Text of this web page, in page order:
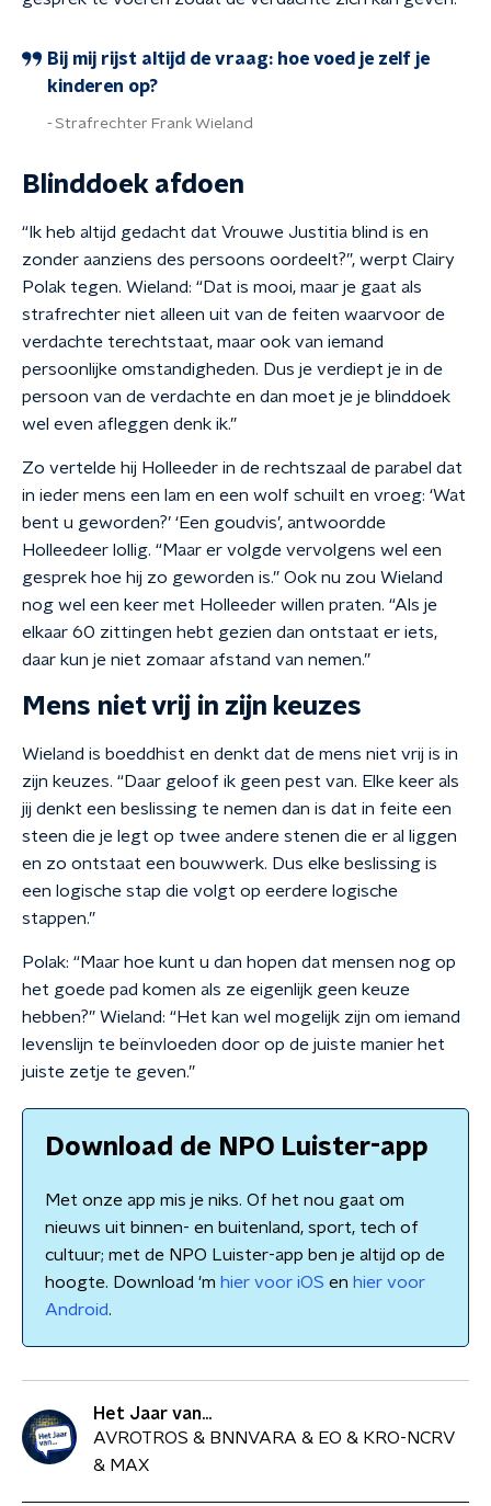
Bij mij rijst altijd de vraag: hoe voed je zelf je
kinderen op?
Strafrechter Frank Wieland
Blinddoek afdoen
“Ik heb altijd gedacht dat Vrouwe Justitia blind is en
zonder aanziens des persoons oordeelt?”, werpt Clairy
Polak tegen. Wieland: “Dat is mooi, maar je gaat als
strafrechter niet alleen uit van de feiten waarvoor de
verdachte terechtstaat, maar ook van iemand
persoonlijke omstandigheden. Dus je verdiept je in de
persoon van de verdachte en dan moet je je blinddoek
wel even afleggen denk ik.”
Zo vertelde hij Holleeder in de rechtszaal de parabel dat
in ieder mens een lam en een wolf schuilt en vroeg: ‘Wat
bent u geworden?’ ‘Een goudvis’, antwoordde
Holleedeer lollig. “Maar er volgde vervolgens wel een
gesprek hoe hij zo geworden is.” Ook nu zou Wieland
nog wel een keer met Holleeder willen praten. “Als je
elkaar 60 zittingen hebt gezien dan ontstaat er iets,
daar kun je niet zomaar afstand van nemen.”
Mens niet vrij in zijn keuzes
Wieland is boeddhist en denkt dat de mens niet vrij is in
zijn keuzes. “Daar geloof ik geen pest van. Elke keer als
jij denkt een beslissing te nemen dan is dat in feite een
steen die je legt op twee andere stenen die er al liggen
en zo ontstaat een bouwwerk. Dus elke beslissing is
een logische stap die volgt op eerdere logische
stappen.”
Polak: “Maar hoe kunt u dan hopen dat mensen nog op
het goede pad komen als ze eigenlijk geen keuze
hebben?” Wieland: “Het kan wel mogelijk zijn om iemand
levenslijn te beïnvloeden door op de juiste manier het
juiste zetje te geven.”
Download de NPO Luister-app
Met onze app mis je niks. Of het nou gaat om
nieuws uit binnen- en buitenland, sport, tech of
cultuur; met de NPO Luister-app ben je altijd op de
hoogte. Download 'm hier voor iOS en hier voor
Android.
Het Jaar van...
AVROTROS & BNNVARA & EO & KRO-NCRV
& MAX